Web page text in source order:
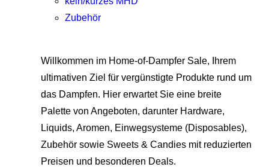
Zubehör
Willkommen im Home-of-Dampfer Sale, Ihrem
ultimativen Ziel für vergünstigte Produkte rund um
das Dampfen. Hier erwartet Sie eine breite
Palette von Angeboten, darunter Hardware,
Liquids, Aromen, Einwegsysteme (Disposables),
Zubehör sowie Sweets & Candies mit reduzierten
Preisen und besonderen Deals.